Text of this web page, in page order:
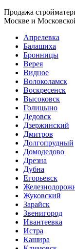
Продажа
Москве и
Апрелевка
Балашиха
Бронницы
Верея
Видное
Волоколамск
Воскресенск
Высоковск
Голицыно
Дедовск
Дзержинский
Дмитров
Долгопрудный
Домодедово
Дрезна
Дубна
Егорьевск
Жуковский
Зарайск
Звенигород
Ивантеевка
Истра
Кашира